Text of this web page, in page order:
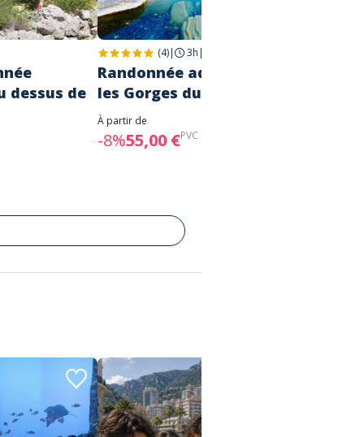
dessus de
(4)| 3h |
Randonnée aquatique dans
les Gorges du Loup
À partir de
-8%55,00 €PVC :